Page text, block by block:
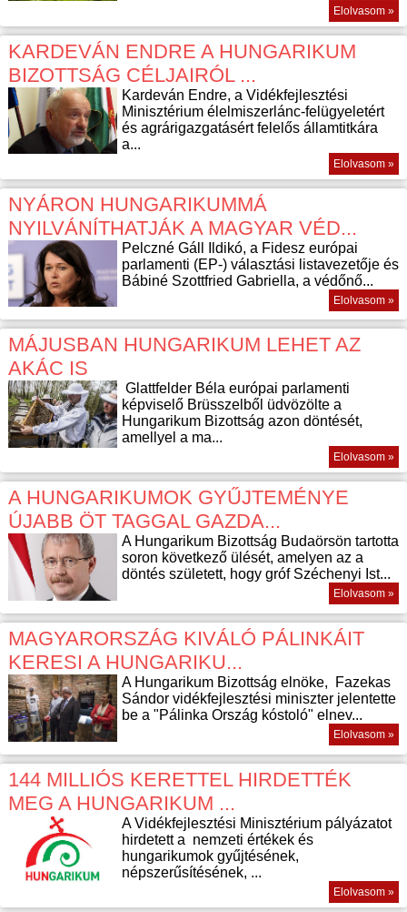
Elolvasom »
KARDEVÁN ENDRE A HUNGARIKUM
BIZOTTSÁG CÉLJAIRÓL ...
Kardeván Endre, a Vidékfejlesztési
Minisztérium élelmiszerlánc-felügyeletért
és agrárigazgatásért felelős államtitkára
a...
Elolvasom »
NYÁRON HUNGARIKUMMÁ
NYILVÁNÍTHATJÁK A MAGYAR VÉD...
Pelczné Gáll Ildikó, a Fidesz európai
parlamenti (EP-) választási listavezetője és
Bábiné Szottfried Gabriella, a védőnő...
Elolvasom »
MÁJUSBAN HUNGARIKUM LEHET AZ
AKÁC IS
Glattfelder Béla európai parlamenti
képviselő Brüsszelből üdvözölte a
Hungarikum Bizottság azon döntését,
amellyel a ma...
Elolvasom »
A HUNGARIKUMOK GYŰJTEMÉNYE
ÚJABB ÖT TAGGAL GAZDA...
A Hungarikum Bizottság Budaörsön tartotta
soron következő ülését, amelyen az a
döntés született, hogy gróf Széchenyi Ist...
Elolvasom »
MAGYARORSZÁG KIVÁLÓ PÁLINKÁIT
KERESI A HUNGARIKU...
A Hungarikum Bizottság elnöke, Fazekas
Sándor vidékfejlesztési miniszter jelentette
be a "Pálinka Ország kóstoló" elnev...
Elolvasom »
144 MILLIÓS KERETTEL HIRDETTÉK
MEG A HUNGARIKUM ...
A Vidékfejlesztési Minisztérium pályázatot
hirdetett a nemzeti értékek és
hungarikumok gyűjtésének,
népszerűsítésének, ...
Elolvasom »